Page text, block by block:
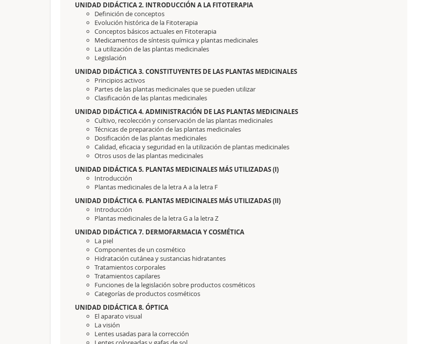
UNIDAD DIDÁCTICA 2. INTRODUCCIÓN A LA FITOTERAPIA
Definición de conceptos
Evolución histórica de la Fitoterapia
Conceptos básicos actuales en Fitoterapia
Medicamentos de síntesis química y plantas medicinales
La utilización de las plantas medicinales
Legislación
UNIDAD DIDÁCTICA 3. CONSTITUYENTES DE LAS PLANTAS MEDICINALES
Principios activos
Partes de las plantas medicinales que se pueden utilizar
Clasificación de las plantas medicinales
UNIDAD DIDÁCTICA 4. ADMINISTRACIÓN DE LAS PLANTAS MEDICINALES
Cultivo, recolección y conservación de las plantas medicinales
Técnicas de preparación de las plantas medicinales
Dosificación de las plantas medicinales
Calidad, eficacia y seguridad en la utilización de plantas medicinales
Otros usos de las plantas medicinales
UNIDAD DIDÁCTICA 5. PLANTAS MEDICINALES MÁS UTILIZADAS (I)
Introducción
Plantas medicinales de la letra A a la letra F
UNIDAD DIDÁCTICA 6. PLANTAS MEDICINALES MÁS UTILIZADAS (II)
Introducción
Plantas medicinales de la letra G a la letra Z
UNIDAD DIDÁCTICA 7. DERMOFARMACIA Y COSMÉTICA
La piel
Componentes de un cosmético
Hidratación cutánea y sustancias hidratantes
Tratamientos corporales
Tratamientos capilares
Funciones de la legislación sobre productos cosméticos
Categorías de productos cosméticos
UNIDAD DIDÁCTICA 8. ÓPTICA
El aparato visual
La visión
Lentes usadas para la corrección